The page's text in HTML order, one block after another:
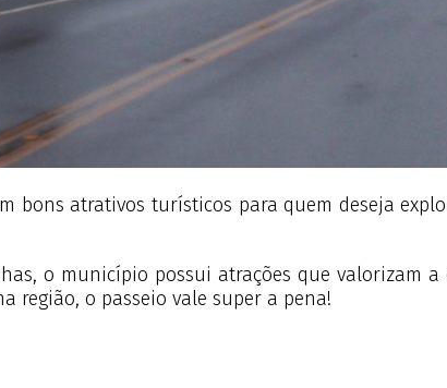
bons atrativos turísticos para quem deseja
o município possui atrações que valorizam
região, o passeio vale super a pena!